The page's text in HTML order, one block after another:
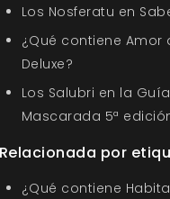
Los Nosferatu en
¿Qué contiene Amor
Deluxe?
Los Salubri en la
Mascarada 5ª
por
¿Qué contiene